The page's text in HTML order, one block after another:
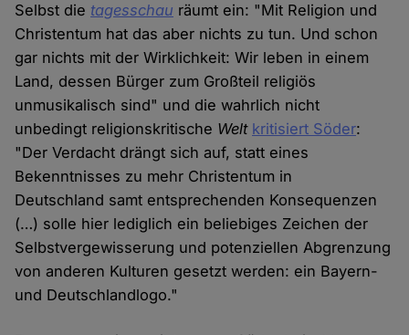
Selbst die tagesschau räumt ein: "Mit Religion und
Christentum hat das aber nichts zu tun. Und schon
gar nichts mit der Wirklichkeit: Wir leben in einem
Land, dessen Bürger zum Großteil religiös
unmusikalisch sind" und die wahrlich nicht
unbedingt religionskritische Welt kritisiert Söder:
"Der Verdacht drängt sich auf, statt eines
Bekenntnisses zu mehr Christentum in
Deutschland samt entsprechenden Konsequenzen
(…) solle hier lediglich ein beliebiges Zeichen der
Selbstvergewisserung und potenziellen Abgrenzung
von anderen Kulturen gesetzt werden: ein Bayern-
und Deutschlandlogo."